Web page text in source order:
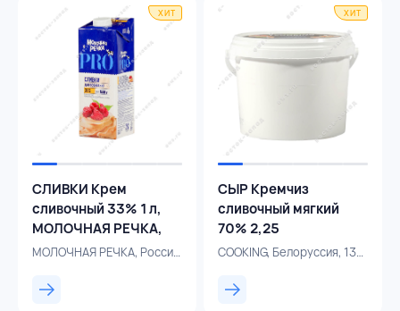
ХИТ
СЛИВКИ Крем
сливочный 33% 1 л,
МОЛОЧНАЯ РЕЧКА,
РОССИЯ
МОЛОЧНАЯ РЕЧКА, Россия, 132000316
ХИТ
СЫР Кремчиз
сливочный мягкий
70% 2,25
кг,COOKING,БЕЛАРУСЬCOOKING, Белоруссия, 131001044